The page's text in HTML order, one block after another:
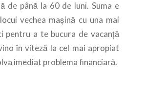
de până la 60 de luni. Suma e
vechea mașină cu una mai
pentru a te bucura de vacanță
în viteză la cel mai apropiat
imediat problema financiară.